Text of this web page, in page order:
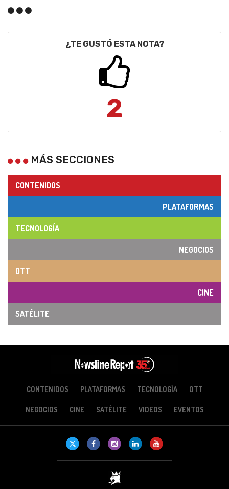
¿TE GUSTÓ ESTA NOTA?
2
MÁS SECCIONES
CONTENIDOS
PLATAFORMAS
TECNOLOGÍA
NEGOCIOS
OTT
CINE
SATÉLITE
CONTENIDOS PLATAFORMAS TECNOLOGÍA OTT
NEGOCIOS CINE SATÉLITE VIDEOS EVENTOS